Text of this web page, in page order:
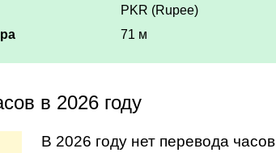
PKR (Rupee)
71 м
в 2026 году
В 2026 году нет перевода часов